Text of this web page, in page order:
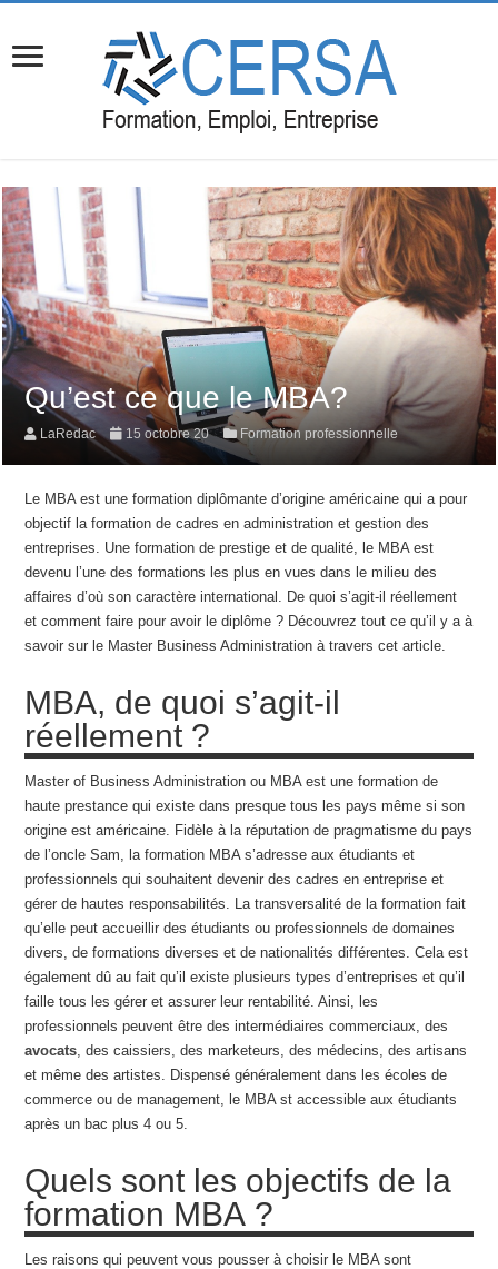
Qu’est ce que le MBA?
LaRedac 15 octobre 20 Formation professionnelle
Le MBA est une formation diplômante d’origine américaine qui a pour
objectif la formation de cadres en administration et gestion des
entreprises. Une formation de prestige et de qualité, le MBA est
devenu l’une des formations les plus en vues dans le milieu des
affaires d’où son caractère international. De quoi s’agit-il réellement
et comment faire pour avoir le diplôme ? Découvrez tout ce qu’il y a à
savoir sur le Master Business Administration à travers cet article.
MBA, de quoi s’agit-il
réellement ?
Master of Business Administration ou MBA est une formation de
haute prestance qui existe dans presque tous les pays même si son
origine est américaine. Fidèle à la réputation de pragmatisme du pays
de l’oncle Sam, la formation MBA s’adresse aux étudiants et
professionnels qui souhaitent devenir des cadres en entreprise et
gérer de hautes responsabilités. La transversalité de la formation fait
qu’elle peut accueillir des étudiants ou professionnels de domaines
divers, de formations diverses et de nationalités différentes. Cela est
également dû au fait qu’il existe plusieurs types d’entreprises et qu’il
faille tous les gérer et assurer leur rentabilité. Ainsi, les
professionnels peuvent être des intermédiaires commerciaux, des
avocats, des caissiers, des marketeurs, des médecins, des artisans
et même des artistes. Dispensé généralement dans les écoles de
commerce ou de management, le MBA st accessible aux étudiants
après un bac plus 4 ou 5.
Quels sont les objectifs de la
formation MBA ?
Les raisons qui peuvent vous pousser à choisir le MBA sont